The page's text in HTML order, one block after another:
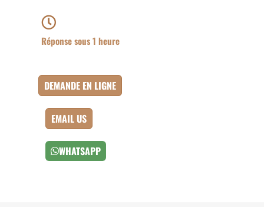
Réponse sous 1 heure
DEMANDE EN LIGNE
EMAIL US
WHATSAPP